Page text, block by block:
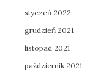
styczeń 2022
grudzień 2021
listopad 2021
październik 2021